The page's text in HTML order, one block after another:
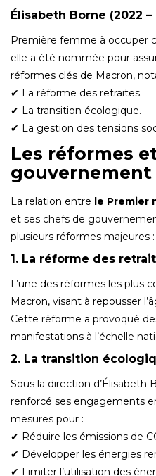
Élisabeth Borne (2022
Première femme à occuper
elle a été nommée pour
réformes clés de Macron,
✔ La réforme des retraites.
✔ La transition écologique.
✔ La gestion des tensions
Les réformes
gouvernement
La relation entre le Premier
et ses chefs de
plusieurs réformes majeures :
1. La réforme des
L’une des réformes les plus
Macron, visant à repousser
Cette réforme a provoqué
manifestations à l’échelle
2. La transition
Sous la direction d’Élisabeth
renforcé ses engagements
mesures pour :
✔ Réduire les émissions de
✔ Développer les énergies
✔ Limiter l’utilisation des